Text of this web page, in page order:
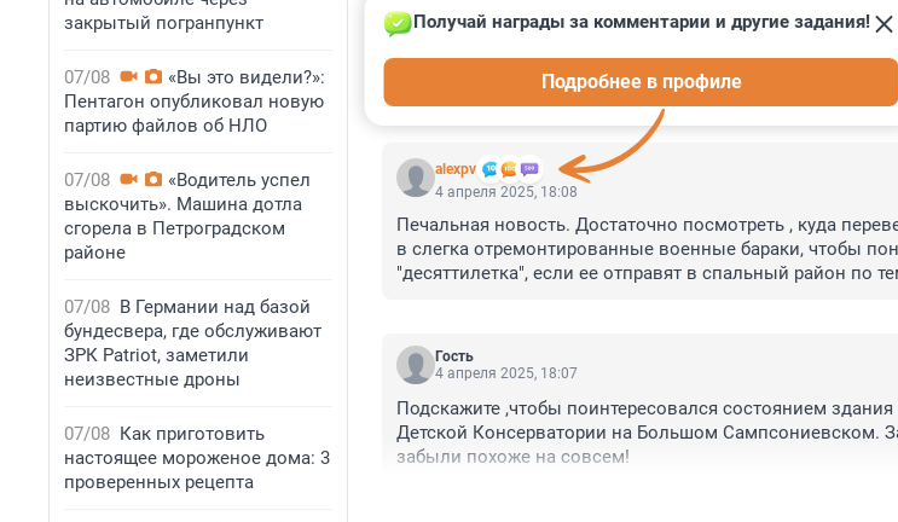
закрытый погранпункт
07/08
«Вы это видели?»:
Пентагон опубликовал новую
партию файлов об НЛО
07/08
«Водитель успел
выскочить». Машина дотла
сгорела в Петроградском
районе
07/08 В Германии над базой
бундесвера, где обслуживают
ЗРК Patriot, заметили
неизвестные дроны
07/08 Как приготовить
настоящее мороженое дома: 3
проверенных рецепта
КОММЕНТАРИИ 11
alexpv
Получай награды за комментарии и другие задания!
Подробнее в профиле
4 апреля 2025, 18:08
Печальная новость. Достаточно посмотреть , куда
в слегка отремонтированные военные бараки, чтобы
"десяттилетка", если ее отправят в спальный район по
Гость
4 апреля 2025, 18:07
Подскажите ,чтобы поинтересовался состоянием
Детской Консерватории на Большом Сампсониевском.
забыли похоже на совсем!